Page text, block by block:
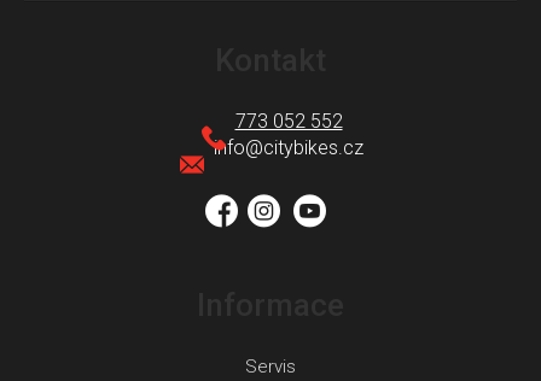
info@citybikes.cz
773 052 552
Servis